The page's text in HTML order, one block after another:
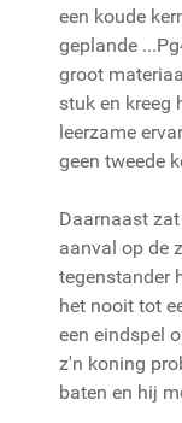
een koude
geplande
groot
stuk en kreeg
leerzame
geen tweede
Daarnaast
aanval op de
tegenstander
het nooit tot
een eindspel
z'n koning
baten en hij